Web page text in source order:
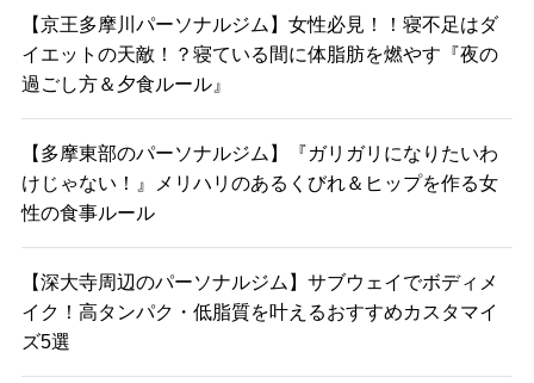
【京王多摩川パーソナルジム】女性必見！！寝不足はダ
イエットの天敵！？寝ている間に体脂肪を燃やす『夜の
過ごし方＆夕食ルール』
【多摩東部のパーソナルジム】『ガリガリになりたいわ
けじゃない！』メリハリのあるくびれ＆ヒップを作る女
性の食事ルール
【深大寺周辺のパーソナルジム】サブウェイでボディメ
イク！高タンパク・低脂質を叶えるおすすめカスタマイ
ズ5選